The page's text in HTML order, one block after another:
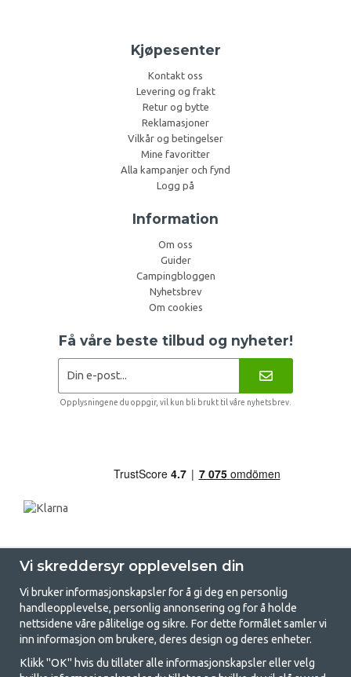
Kjøpesenter
Kontakt oss
Levering og frakt
Retur og bytte
Reklamasjoner
Vilkår og betingelser
Mine favoritter
Alla kampanjer och fynd
Logg på
Information
Om oss
Guider
Campingbloggen
Nyhetsbrev
Om cookies
Få våre beste tilbud og nyheter!
Opplysningene du oppgir, vil kun bli brukt til våre nyhetsbrev.
GetCamping - Din butikk for camping
og friluftsliv
Vi skreddersyr opplevelsen din
Vi bruker informasjonskapsler for å gi deg en personlig
handleopplevelse, personlig annonsering og for å holde
nettsidene våre pålitelige og sikre. For dette formålet samler vi
inn informasjon om brukere, deres design og deres enheter.
Klikk "OK" hvis du tillater alle informasjonskapsler eller velg